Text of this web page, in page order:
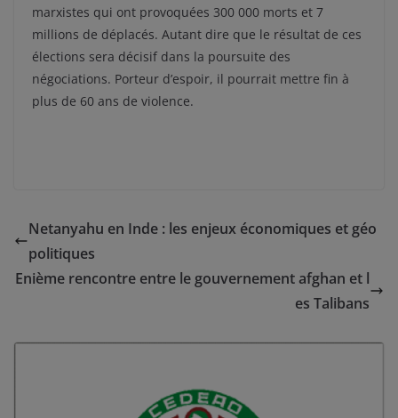
marxistes qui ont provoquées 300 000 morts et 7
millions de déplacés. Autant dire que le résultat de ces
élections sera décisif dans la poursuite des
négociations. Porteur d’espoir, il pourrait mettre fin à
plus de 60 ans de violence.
Netanyahu en Inde : les enjeux économiques et géo
politiques
Enième rencontre entre le gouvernement afghan et l
es Talibans